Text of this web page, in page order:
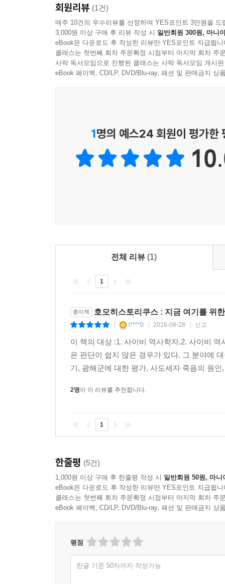
구조, 의지, 우연이라는 세 요소 중 어느 하나에
인생을 깊게 해줍니다. 내 인생은 끊임없는 사건
생각합니다.
그런데 알면서도 잘 못하는 것이 또한 사람입니
설명하고 그쳐버립니다. 이래서 역사를 좋아하는
저자는 현대역사학이 그간 많은 성과를 거두긴
이 책을 따라가며 자신의 역사관에 그런 편견이
목표점’으로 삼고 거기서 벗어난 것은 폄훼하는
역사에 우열은 없다: ‘작은 역사’의 재발견
이 책을 관통하는 또 하나의 문제의식은 역사에는
비롯한 인간의 구체적 경험)는 별 볼 일 없이 여
저자는 이렇듯 수많은 작은 역사, 즉 인간의 구체
역사에 주목해야 하는 남다른 이유를 덧붙인다.
교학사 역사교과서가 정부여당과 보수언론의 낯
유령이며, 동시에 눈에 띄지 않을 뿐 작은
국정화하겠다며 밀어붙이고 있지만 작은 역사는
이렇듯 역사의 어엿한 주연임에도 엑스트라
그럼으로써 큰 역사에 가려져 있던 비(非)역사들
이 책은 이렇게 역사학의 편견을 벗기고 우리가
의지-우연을 두루 고려한, 이분법 등 각종 편견
풍부하고 지혜롭게 만들어, 난세에는 어려움을
사실史實은 늘 구멍이 뚫려 있고, 사람의 눈은
찾아나가는 지루하며 재미있고 때로는 숭고한
생각합니다. 이래서 역사공부는 연대의 삶, 공감
회원리뷰 (1건)
매주 10건의 우수리뷰를 선정하여 YES포인트 3만원을 드
3,000원 이상 구매 후 리뷰 작성 시 일반회원 300원, 마니
eBook은 다운로드 후 작성한 리뷰만 YES포인트 지급됩니
클래스는 첫번째 회차 주문확정 시점부터 마지막 회차 주
사락 독서모임으로 진행된 클래스는 사락 독서모임 게시
eBook 페이백, CD/LP, DVD/Blu-ray, 패션 및 판매금지 상
1명의 예스24 회원이 평가한
전체 리뷰 (1)
1
종이책 호모히스토리쿠스 : 지금 여기를 위
l****0 2016-08-28 신고
이 책의 대상 :1. 사이비 역사학자.2. 사이비
은 판단이 쉽지 않은 경우가 있다. 그 분야에
기, 광해군에 대한 평가, 사도세자 죽음의 원
2명이 이 리뷰를 추천합니다.
1
한줄평 (5건)
1,000원 이상 구매 후 한줄평 작성 시 일반회원 50원, 마니
eBook은 다운로드 후 작성한 리뷰만 YES포인트 지급됩니
클래스는 첫번째 회차 주문확정 시점부터 마지막 회차 주
eBook 페이백, CD/LP, DVD/Blu-ray, 패션 및 판매금지 상
평점
한글 기준 50자까지 작성가능